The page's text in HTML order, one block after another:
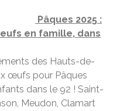
Pâques 2025 :
en famille, dans
des Hauts-de-
œufs pour Pâques
dans le 92 ! Saint-
Meudon, Clamart